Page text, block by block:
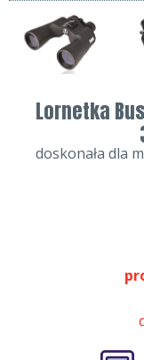
Lornetka
doskonała dla